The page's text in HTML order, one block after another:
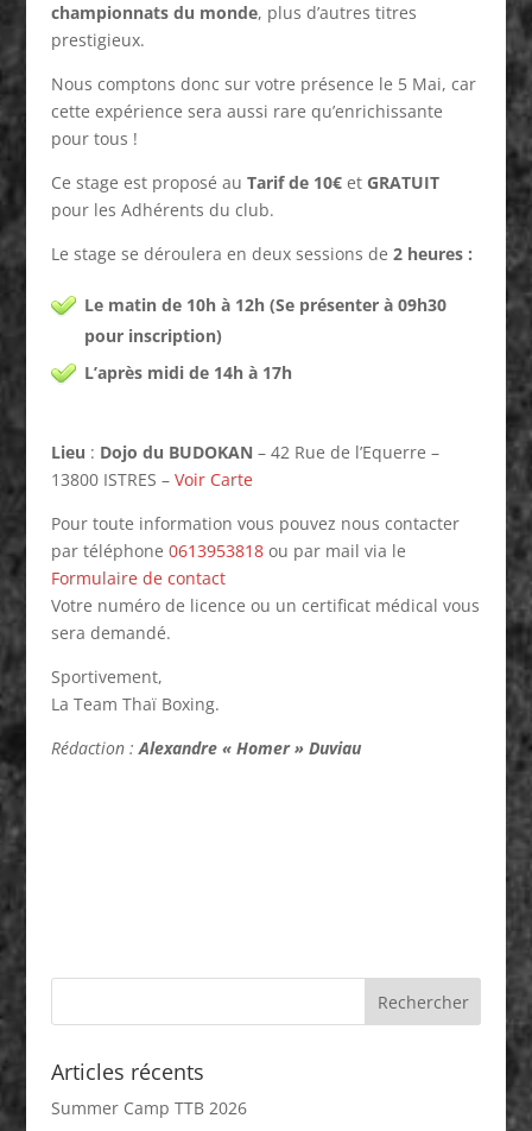
championnats du monde, plus d’autres titres
prestigieux.
Nous comptons donc sur votre présence le 5 Mai, car
cette expérience sera aussi rare qu’enrichissante
pour tous !
Ce stage est proposé au Tarif de 10€et GRATUIT
pour les Adhérents du club.
Le stage se déroulera en deux sessions de 2 heures :
Le matin de 10h à 12h (Se présenter à 09h30
pour inscription)
L’après midi de 14h à 17h
Lieu : Dojo du BUDOKAN – 42 Rue de l’Equerre –
13800 ISTRES – Voir Carte
Pour toute information vous pouvez nous contacter
par téléphone 0613953818ou par mail via le
Formulaire de contact
Votre numéro de licence ou un certificat médical vous
sera demandé.
Sportivement,
La Team Thaï Boxing.
Rédaction :Alexandre « Homer » Duviau
Articles récents
Summer Camp TTB 2026